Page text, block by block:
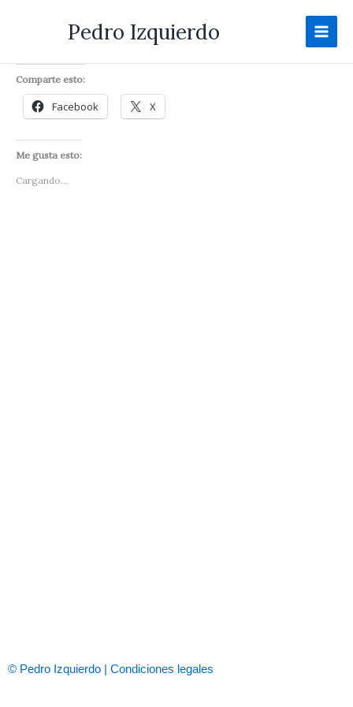
Pedro Izquierdo
Comparte esto:
Facebook X
Me gusta esto:
Cargando...
© Pedro Izquierdo | Condiciones legales